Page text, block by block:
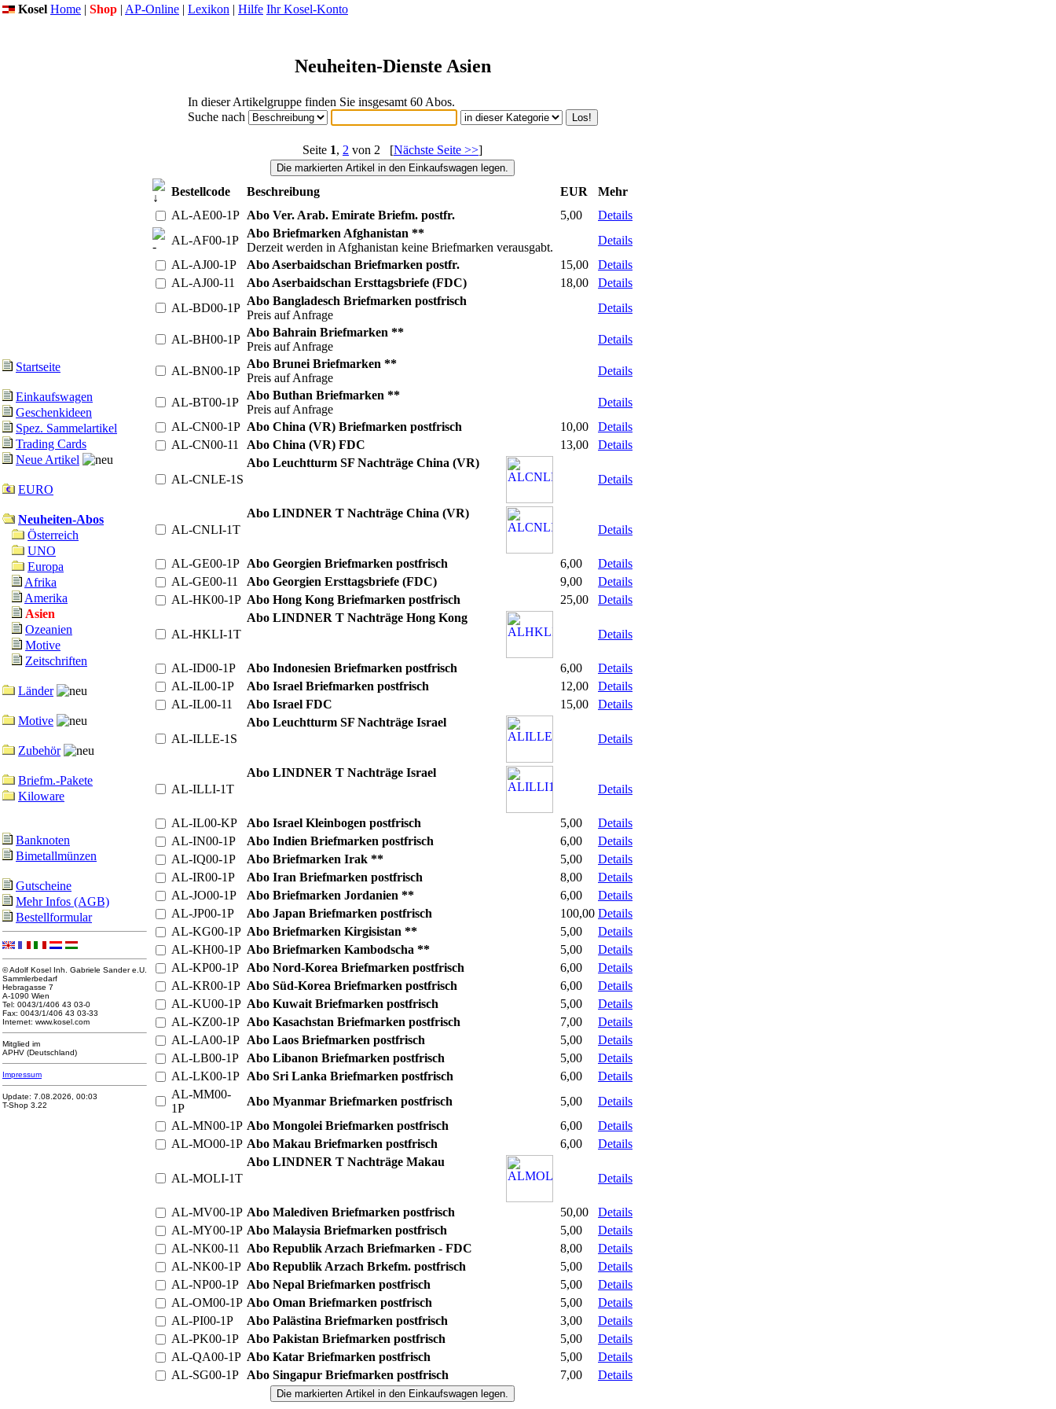
Kosel Home | Shop | AP-Online | Lexikon | Hilfe Ihr Kosel-Konto
Startseite
Einkaufswagen
Geschenkideen
Spez. Sammelartikel
Trading Cards
Neue Artikel
EURO
Neuheiten-Abos
Österreich
UNO
Europa
Afrika
Amerika
Asien
Ozeanien
Motive
Zeitschriften
Länder
Motive
Zubehör
Briefm.-Pakete
Kiloware
Banknoten
Bimetallmünzen
Gutscheine
Mehr Infos (AGB)
Bestellformular
© Adolf Kosel Inh. Gabriele Sander e.U.
Sammlerbedarf
Hebragasse 7
A-1090 Wien
Tel: 0043/1/406 43 03-0
Fax: 0043/1/406 43 03-33
Internet: www.kosel.com
Mitglied im
APHV (Deutschland)
Impressum
Update: 7.08.2026, 00:03
T-Shop 3.22
Neuheiten-Dienste Asien
In dieser Artikelgruppe finden Sie insgesamt 60 Abos.
Suche nach
Seite 1, 2 von 2 [Nächste Seite >>]
Bestellcode Beschreibung EUR
Mehr
AL-AE00-1P Abo Ver. Arab. Emirate Briefm. postfr. 5,00
Details
AL-AF00-1P
Abo Briefmarken Afghanistan **
Derzeit werden in Afghanistan keine Briefmarken verausgabt.
Details
AL-AJ00-1P
Abo Aserbaidschan Briefmarken postfr. 15,00
Details
AL-AJ00-11
Abo Aserbaidschan Ersttagsbriefe (FDC) 18,00
Details
AL-BD00-1P
Abo Bangladesch Briefmarken postfrisch
Preis auf Anfrage
Details
AL-BH00-1P
Abo Bahrain Briefmarken **
Preis auf Anfrage
Details
AL-BN00-1P
Abo Brunei Briefmarken **
Preis auf Anfrage
Details
AL-BT00-1P
Abo Buthan Briefmarken **
Preis auf Anfrage
Details
AL-CN00-1P Abo China (VR) Briefmarken postfrisch 10,00
Details
AL-CN00-11
Abo China (VR) FDC 13,00 Details
AL-CNLE-1S
Abo Leuchtturm SF Nachträge China (VR)
Details
AL-CNLI-1T
Abo LINDNER T Nachträge China (VR)
Details
AL-GE00-1P Abo Georgien Briefmarken postfrisch 6,00
Details
AL-GE00-11
Abo Georgien Ersttagsbriefe (FDC) 9,00
Details
AL-HK00-1P Abo Hong Kong Briefmarken postfrisch 25,00 Details
AL-HKLI-1T
Abo LINDNER T Nachträge Hong Kong
Details
AL-ID00-1P Abo Indonesien Briefmarken postfrisch 6,00
Details
AL-IL00-1P
Abo Israel Briefmarken postfrisch 12,00
Details
AL-IL00-11
Abo Israel FDC 15,00 Details
AL-ILLE-1S
Abo Leuchtturm SF Nachträge Israel
Details
AL-ILLI-1T
Abo LINDNER T Nachträge Israel
Details
AL-IL00-KP Abo Israel Kleinbogen postfrisch 5,00
Details
AL-IN00-1P
Abo Indien Briefmarken postfrisch 6,00
Details
AL-IQ00-1P
Abo Briefmarken Irak ** 5,00
Details
AL-IR00-1P
Abo Iran Briefmarken postfrisch 8,00
Details
AL-JO00-1P
Abo Briefmarken Jordanien ** 6,00
Details
AL-JP00-1P
Abo Japan Briefmarken postfrisch 100,00 Details
AL-KG00-1P Abo Briefmarken Kirgisistan ** 5,00
Details
AL-KH00-1P Abo Briefmarken Kambodscha ** 5,00
Details
AL-KP00-1P
Abo Nord-Korea Briefmarken postfrisch 6,00
Details
AL-KR00-1P Abo Süd-Korea Briefmarken postfrisch 6,00
Details
AL-KU00-1P Abo Kuwait Briefmarken postfrisch 5,00
Details
AL-KZ00-1P Abo Kasachstan Briefmarken postfrisch 7,00
Details
AL-LA00-1P Abo Laos Briefmarken postfrisch 5,00
Details
AL-LB00-1P
Abo Libanon Briefmarken postfrisch 5,00
Details
AL-LK00-1P Abo Sri Lanka Briefmarken postfrisch 6,00
Details
AL-MM00-
1P
Abo Myanmar Briefmarken postfrisch 5,00
Details
AL-MN00-1P Abo Mongolei Briefmarken postfrisch 6,00
Details
AL-MO00-1P Abo Makau Briefmarken postfrisch 6,00 Details
AL-MOLI-1T
Abo LINDNER T Nachträge Makau
Details
AL-MV00-1P Abo Malediven Briefmarken postfrisch 50,00
Details
AL-MY00-1P Abo Malaysia Briefmarken postfrisch 5,00
Details
AL-NK00-11
Abo Republik Arzach Briefmarken - FDC 8,00
Details
AL-NK00-1P Abo Republik Arzach Brkefm. postfrisch 5,00
Details
AL-NP00-1P
Abo Nepal Briefmarken postfrisch 5,00
Details
AL-OM00-1P Abo Oman Briefmarken postfrisch 5,00
Details
AL-PI00-1P
Abo Palästina Briefmarken postfrisch 3,00
Details
AL-PK00-1P
Abo Pakistan Briefmarken postfrisch 5,00
Details
AL-QA00-1P Abo Katar Briefmarken postfrisch 5,00
Details
AL-SG00-1P
Abo Singapur Briefmarken postfrisch 7,00 Details